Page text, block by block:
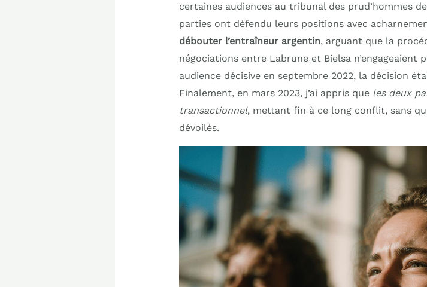
certaines audiences au tribunal des prud’hommes
parties ont défendu leurs positions avec
débouter l’entraîneur argentin, arguant que la
négociations entre Labrune et Bielsa n’engageaient
audience décisive en septembre 2022, la décision
Finalement, en mars 2023, j’ai appris que les deux
transactionnel, mettant fin à ce long conflit, sans
dévoilés.